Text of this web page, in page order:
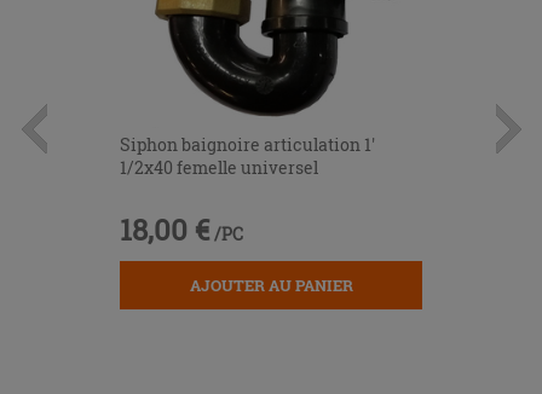
Siphon baignoire articulation 1'
1/2x40 femelle universel
18,00 € /PC
AJOUTER AU PANIER